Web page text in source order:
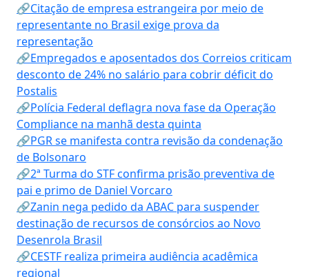
🔗Citação de empresa estrangeira por meio de
representante no Brasil exige prova da
representação
🔗Empregados e aposentados dos Correios criticam
desconto de 24% no salário para cobrir déficit do
Postalis
🔗Polícia Federal deflagra nova fase da Operação
Compliance na manhã desta quinta
🔗PGR se manifesta contra revisão da condenação
de Bolsonaro
🔗2ª Turma do STF confirma prisão preventiva de
pai e primo de Daniel Vorcaro
🔗Zanin nega pedido da ABAC para suspender
destinação de recursos de consórcios ao Novo
Desenrola Brasil
🔗CESTF realiza primeira audiência acadêmica
regional